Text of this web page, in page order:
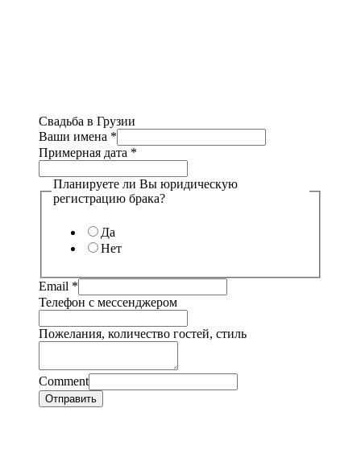
Свадьба в Грузии
Ваши имена *
Примерная дата *
Планируете ли Вы юридическую
регистрацию брака?
Да
Нет
Email *
Телефон с мессенджером
Пожелания, количество гостей, стиль
Comment
Отправить